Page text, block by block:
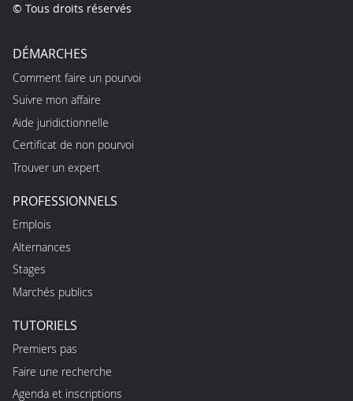
© Tous droits réservés
DÉMARCHES
Comment faire un pourvoi
Suivre mon affaire
Aide juridictionnelle
Certificat de non pourvoi
Trouver un expert
PROFESSIONNELS
Emplois
Alternances
Stages
Marchés publics
TUTORIELS
Premiers pas
Faire une recherche
Agenda et inscriptions